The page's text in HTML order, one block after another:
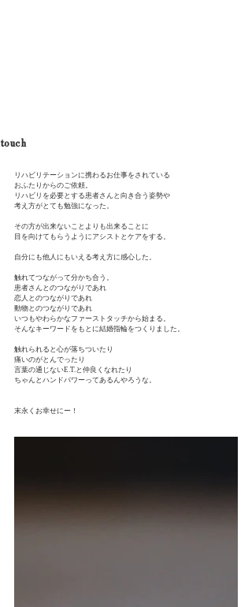
touch
リハビリテーションに携わるお仕事をされている
おふたりからのご依頼。
リハビリを必要とする患者さんと向き合う姿勢や
考え方がとても勉強になった。
その方が出来ないことよりも出来ることに
目を向けてもらうようにアシストとケアをする。
自分にも他人にもいえる考え方に感心した。
触れてつながって分かち合う。
患者さんとのつながりであれ
恋人とのつながりであれ
動物とのつながりであれ
いつもやわらかなファーストタッチから始まる。
そんなキーワードをもとに結婚指輪をつくりました。
触れられると心が落ちついたり
痛いのがとんでったり
言葉の通じないE.T.と仲良くなれたり
ちゃんとハンドパワーってあるんやろうな。
末永くお幸せにー！